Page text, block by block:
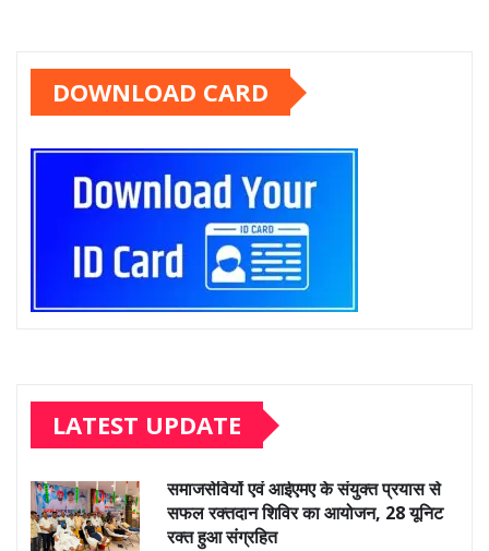
DOWNLOAD CARD
LATEST UPDATE
समाजसेवियों एवं आईएमए के संयुक्त प्रयास से
सफल रक्तदान शिविर का आयोजन, 28 यूनिट
रक्त हुआ संग्रहित